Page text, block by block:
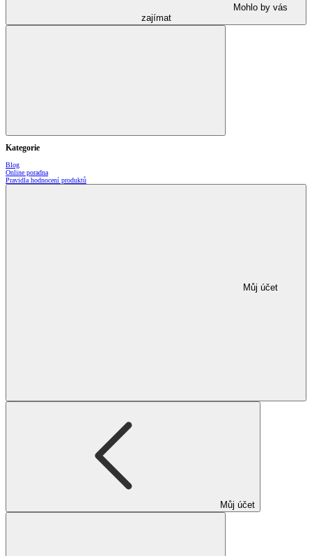
Mohlo by vás
zajímat
Kategorie
Blog
Online poradna
Pravidla hodnocení produktů
Můj účet
Můj účet